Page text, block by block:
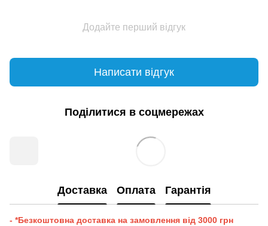
Додайте перший відгук
Написати відгук
Поділитися в соцмережах
Доставка Оплата Гарантія
- *Безкоштовна доставка на замовлення від 3000 грн